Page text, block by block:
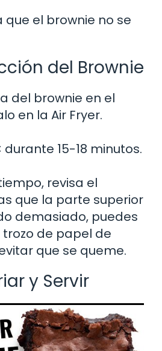
que el brownie no se
del Brownie
del brownie en el
en la Air Fryer.
durante 15-18 minutos.
revisa el
que la parte superior
demasiado, puedes
de papel de
que se queme.
y Servir